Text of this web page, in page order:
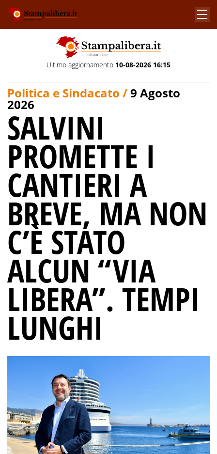
Ultimo aggiornamento 10-08-2026 16:15
Politica e Sindacato /9 Agosto
2026
SALVINI
PROMETTE I
CANTIERI A
BREVE, MA NON
C’È STATO
ALCUN “VIA
LIBERA”. TEMPI
LUNGHI